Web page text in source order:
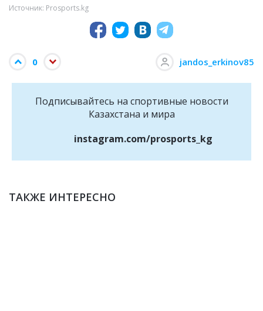
Источник: Prosports.kg
0 jandos_erkinov85
Подписывайтесь на cпортивные новости
Казахстана и мира
instagram.com/prosports_kg
ТАКЖЕ ИНТЕРЕСНО